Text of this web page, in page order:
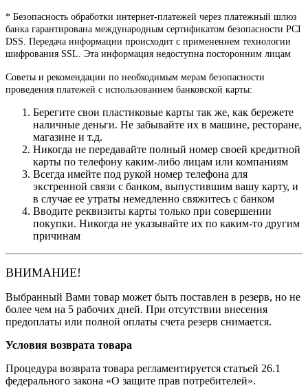
* Безопасность обработки интернет-платежей через платежный шлюз
банка гарантирована международным сертификатом безопасности PCI
DSS. Передача информации происходит с применением технологии
шифрования SSL. Эта информация недоступна посторонним лицам
Советы и рекомендации по необходимым мерам безопасности
проведения платежей с использованием банковской карты:
Берегите свои пластиковые карты так же, как бережете
наличные деньги. Не забывайте их в машине, ресторане,
магазине и т.д.
Никогда не передавайте полный номер своей кредитной
карты по телефону каким-либо лицам или компаниям
Всегда имейте под рукой номер телефона для
экстренной связи с банком, выпустившим вашу карту, и
в случае ее утраты немедленно свяжитесь с банком
Вводите реквизиты карты только при совершении
покупки. Никогда не указывайте их по каким-то другим
причинам
ВНИМАНИЕ!
Выбранный Вами товар может быть поставлен в резерв, но не
более чем на 5 рабочих дней. При отсутствии внесения
предоплаты или полной оплаты счета резерв снимается.
Условия возврата товара
Процедура возврата товара регламентируется статьей 26.1
федерального закона «О защите прав потребителей».